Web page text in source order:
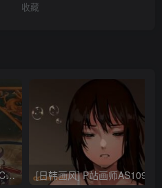
收藏
[日韩画风] 织田non大神卡牌CG插画设计画集256P 161M_CG原画资源